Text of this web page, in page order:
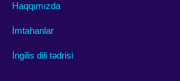
Haqqımızda
İmtahanlar
İngilis dili tədrisi